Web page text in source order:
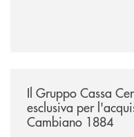
comuni e sulla
Il Gruppo Cassa
esclusiva per
Cambiano 1884